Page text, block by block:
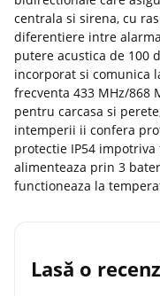
centrala si sirena, cu
diferentiere intre
putere acustica de 100
incorporat si comunica
frecventa 433 MHz/868
pentru carcasa si
intemperii ii confera
protectie IP54
alimenteaza prin 3
functioneaza la
Lasă o